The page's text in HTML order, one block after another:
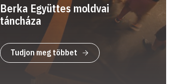
Berka Együttes moldvai
táncháza
Tudjon meg többet